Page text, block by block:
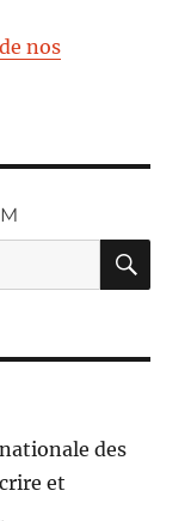
nos
des
et